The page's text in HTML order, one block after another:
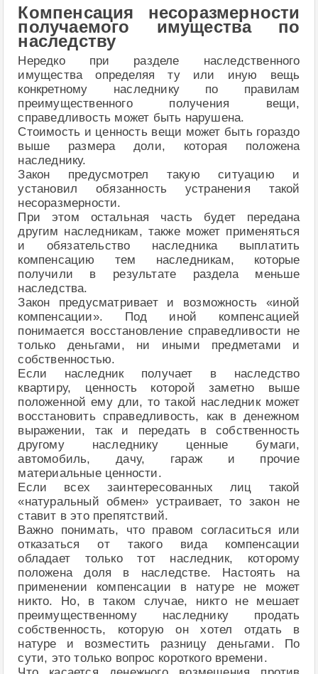
Компенсация несоразмерности
получаемого имущества по
наследству
Нередко при разделе наследственного
имущества определяя ту или иную вещь
конкретному наследнику по правилам
преимущественного получения вещи,
справедливость может быть нарушена.
Стоимость и ценность вещи может быть гораздо
выше размера доли, которая положена
наследнику.
Закон предусмотрел такую ситуацию и
установил обязанность устранения такой
несоразмерности.
При этом остальная часть будет передана
другим наследникам, также может применяться
и обязательство наследника выплатить
компенсацию тем наследникам, которые
получили в результате раздела меньше
наследства.
Закон предусматривает и возможность «иной
компенсации». Под иной компенсацией
понимается восстановление справедливости не
только деньгами, ни иными предметами и
собственностью.
Если наследник получает в наследство
квартиру, ценность которой заметно выше
положенной ему дли, то такой наследник может
восстановить справедливость, как в денежном
выражении, так и передать в собственность
другому наследнику ценные бумаги,
автомобиль, дачу, гараж и прочие
материальные ценности.
Если всех заинтересованных лиц такой
«натуральный обмен» устраивает, то закон не
ставит в это препятствий.
Важно понимать, что правом согласиться или
отказаться от такого вида компенсации
обладает только тот наследник, которому
положена доля в наследстве. Настоять на
применении компенсации в натуре не может
никто. Но, в таком случае, никто не мешает
преимущественному наследнику продать
собственность, которую он хотел отдать в
натуре и возместить разницу деньгами. По
сути, это только вопрос короткого времени.